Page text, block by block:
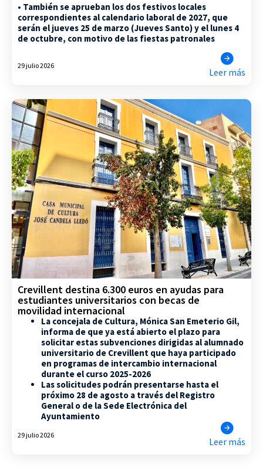
• También se aprueban los dos festivos locales
correspondientes al calendario laboral de 2027, que
serán el jueves 25 de marzo (Jueves Santo) y el lunes 4
de octubre, con motivo de las fiestas patronales
29 julio 2026
Leer más
Crevillent destina 6.300 euros en ayudas para
estudiantes universitarios con becas de
movilidad internacional
La concejala de Cultura, Mónica San Emeterio Gil,
informa de que ya está abierto el plazo para
solicitar estas subvenciones dirigidas al alumnado
universitario de Crevillent que haya participado
en programas de intercambio internacional
durante el curso 2025-2026
Las solicitudes podrán presentarse hasta el
próximo 28 de agosto a través del Registro
General o de la Sede Electrónica del
Ayuntamiento
29 julio 2026
Leer más